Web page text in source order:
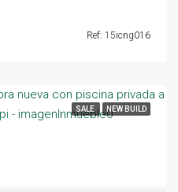
Ref: 15icng016
SALE NEW BUILD